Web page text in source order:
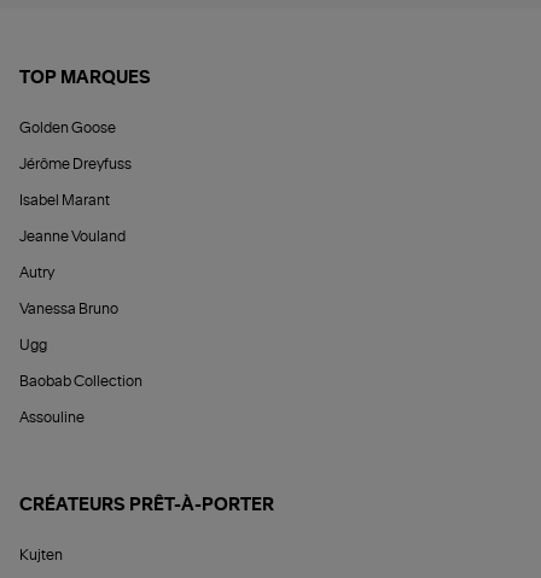
TOP MARQUES
Golden Goose
Jérôme Dreyfuss
Isabel Marant
Jeanne Vouland
Autry
Vanessa Bruno
Ugg
Baobab Collection
Assouline
CRÉATEURS PRÊT-À-PORTER
Kujten